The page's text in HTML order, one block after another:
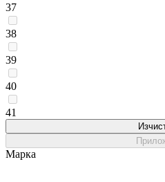
37
38
39
40
41
Марка